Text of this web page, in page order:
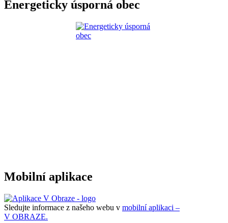
Energeticky úsporná obec
Mobilní aplikace
Sledujte informace z našeho webu v mobilní aplikaci –
V OBRAZE.